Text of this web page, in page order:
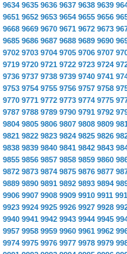
9634 9635 9636 9637 9638 9639
9651 9652 9653 9654 9655 9656
9668 9669 9670 9671 9672 9673
9685 9686 9687 9688 9689 9690
9702 9703 9704 9705 9706 9707
9719 9720 9721 9722 9723 9724
9736 9737 9738 9739 9740 9741
9753 9754 9755 9756 9757 9758
9770 9771 9772 9773 9774 9775
9787 9788 9789 9790 9791 9792
9804 9805 9806 9807 9808 9809
9821 9822 9823 9824 9825 9826
9838 9839 9840 9841 9842 9843
9855 9856 9857 9858 9859 9860
9872 9873 9874 9875 9876 9877
9889 9890 9891 9892 9893 9894
9906 9907 9908 9909 9910 9911
9923 9924 9925 9926 9927 9928
9940 9941 9942 9943 9944 9945
9957 9958 9959 9960 9961 9962
9974 9975 9976 9977 9978 9979